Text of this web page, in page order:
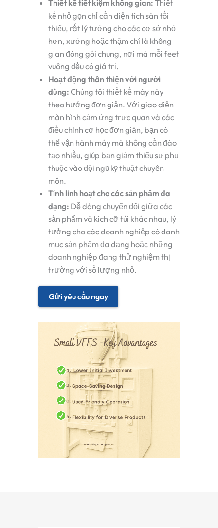
Thiết kế tiết kiệm không gian: Thiết
kế nhỏ gọn chỉ cần diện tích sàn tối
thiểu, rất lý tưởng cho các cơ sở nhỏ
hơn, xưởng hoặc thậm chí là không
gian đóng gói chung, nơi mà mỗi feet
vuông đều có giá trị.
Hoạt động thân thiện với người
dùng: Chúng tôi thiết kế máy này
theo hướng đơn giản. Với giao diện
màn hình cảm ứng trực quan và các
điều chỉnh cơ học đơn giản, bạn có
thể vận hành máy mà không cần đào
tạo nhiều, giúp bạn giảm thiểu sự phụ
thuộc vào đội ngũ kỹ thuật chuyên
môn.
Tính linh hoạt cho các sản phẩm đa
dạng: Dễ dàng chuyển đổi giữa các
sản phẩm và kích cỡ túi khác nhau, lý
tưởng cho các doanh nghiệp có danh
mục sản phẩm đa dạng hoặc những
doanh nghiệp đang thử nghiệm thị
trường với số lượng nhỏ.
Gửi yêu cầu ngay